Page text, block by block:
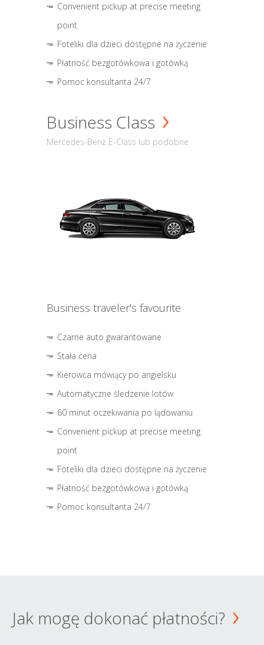
Convenient pickup at precise meeting
point
Foteliki dla dzieci dostępne na życzenie
Płatność bezgotówkowa i gotówką
Pomoc konsultanta 24/7
Business Class
Mercedes-Benz E-Class lub podobne
Business traveler's favourite
Czarne auto gwarantowane
Stała cena
Kierowca mówiący po angielsku
Automatyczne śledzenie lotów
60 minut oczekiwania po lądowaniu
Convenient pickup at precise meeting
point
Foteliki dla dzieci dostępne na życzenie
Płatność bezgotówkowa i gotówką
Pomoc konsultanta 24/7
Jak mogę dokonać płatności?